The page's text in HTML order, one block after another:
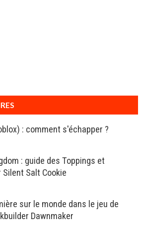
: comment s'échapper ?
: guide des Toppings et
Salt Cookie
sur le monde dans le jeu de
Dawnmaker